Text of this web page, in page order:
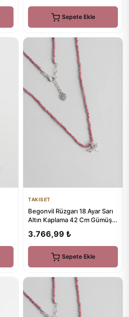
Sepete Ekle
TAKISET
Begonvil Rüzgarı 18 Ayar Sarı
Altın Kaplama 42 Cm Gümüş
3.766,99 ₺
Sepete Ekle